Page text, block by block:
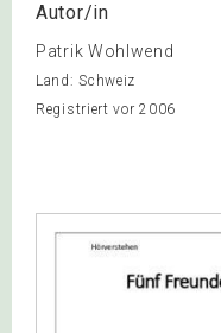
Autor/in
Patrik Wohlwend
Land: Schweiz
Registriert vor 2006